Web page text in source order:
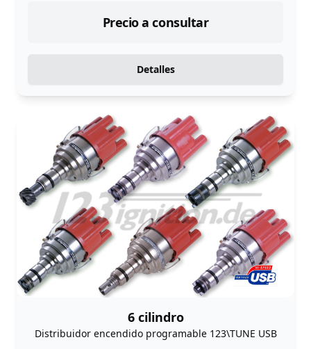
Precio a consultar
Detalles
6 cilindro
Distribuidor encendido programable 123\TUNE USB